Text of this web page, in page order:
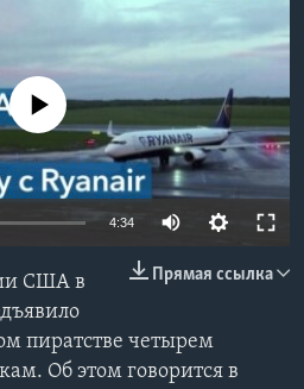
currently available
4:34
Прямая ссылка
США в
пиратстве четырем
Об этом говорится в